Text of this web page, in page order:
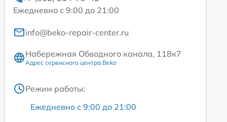
Ежедневно с 9:00 до 21:00
info@beko-repair-center.ru
Набережная Обводного канала, 118к7
Адрес сервисного центра Beko
Режим работы:
Ежедневно с 9:00 до 21:00